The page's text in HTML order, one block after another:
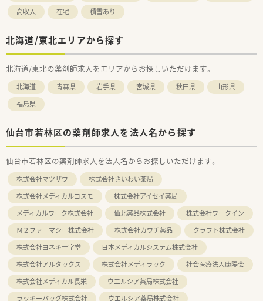
高収入
在宅 積雪あり
北海道/東北エリアから探す
北海道/東北の薬剤師求人をエリアからお探しいただけます。
北海道 青森県 岩手県 宮城県 秋田県
山形県
福島県
仙台市若林区の薬剤師求人を法人名から探す
仙台市若林区の薬剤師求人を法人名からお探しいただけます。
株式会社マツザワ
株式会社さいわい薬局
株式会社メディカルコスモ
株式会社アイセイ薬局
メディカルワーク株式会社
仙北薬品株式会社
株式会社ワークイン
Ｍ２ファーマシー株式会社
株式会社カワチ薬品
クラフト株式会社
株式会社ヨネキ十字堂
日本メディカルシステム株式会社
株式会社アルタックス
株式会社メディラック
社会医療法人康陽会
株式会社メディカル長栄
ウエルシア薬局株式会社
ラッキーバッグ株式会社
ウエルシア薬局株式会社